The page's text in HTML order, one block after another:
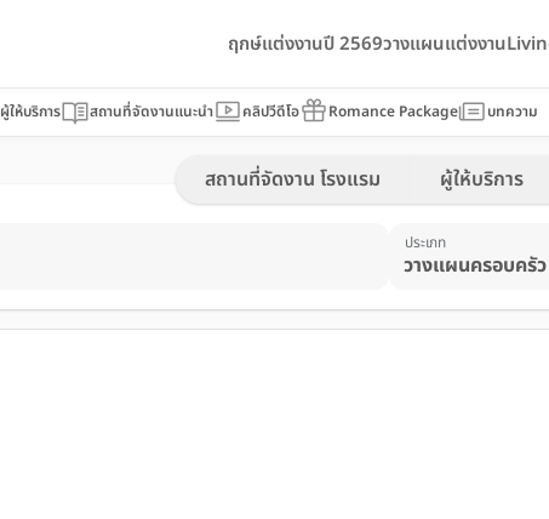
ฤกษ์แต่งงานปี 2569วางแผนแต่งงาน
ผู้ให้บริการ สถานที่จัดงานแนะนำ คลิปวีดีโอ Romance Package บทความ
สถานที่จัดงาน โรงแรม ผู้ให้บริการ
ประเภท